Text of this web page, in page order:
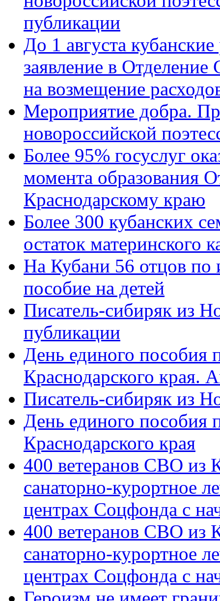
публикации
До 1 августа
заявление в
на возмещение
Мероприятие добра.
новороссийской
Более 95% госуслуг
момента образования
Краснодарскому краю
Более 300 кубанских
остаток материнского
На Кубани 56 отцов по
пособие на детей
Писатель-сибиряк из
публикации
День единого пособия
Краснодарского края.
Писатель-сибиряк из
День единого пособия
Краснодарского края
400 ветеранов СВО из
санаторно-курортное
центрах Соцфонда с
400 ветеранов СВО из
санаторно-курортное
центрах Соцфонда с